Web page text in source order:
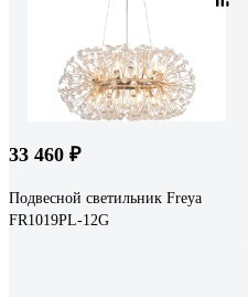
33 460 ₽
Подвесной светильник Freya
FR1019PL-12G